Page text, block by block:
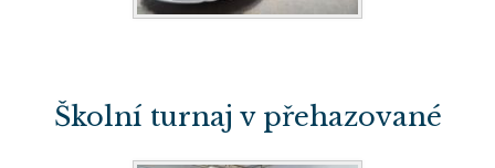
Školní turnaj v přehazované